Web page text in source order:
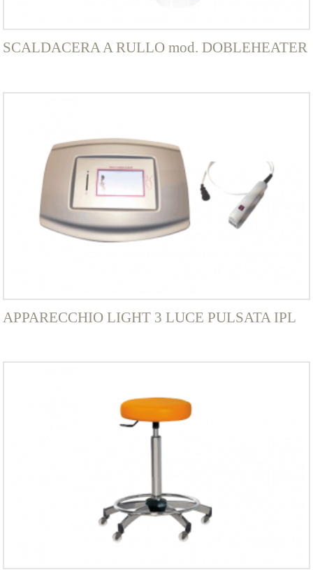
SCALDACERA A RULLO mod. DOBLEHEATER
APPARECCHIO LIGHT 3 LUCE PULSATA IPL